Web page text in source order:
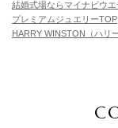
結婚式場ならマイナビウ
プレミアムジュエリーTOP
HARRY WINSTON（ハリ